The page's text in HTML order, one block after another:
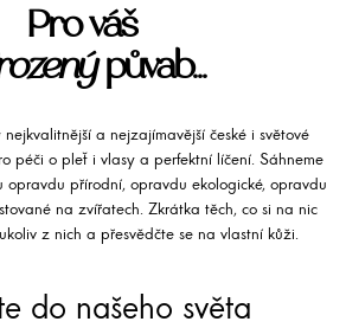
Pro váš
půvab...
a nejzajímavější české i světové
péči o pleť i vlasy a perfektní líčení. Sáhneme
opravdu přírodní, opravdu ekologické, opravdu
na zvířatech. Zkrátka těch, co si na nic
z nich a přesvědčte se na vlastní kůži.
do našeho světa